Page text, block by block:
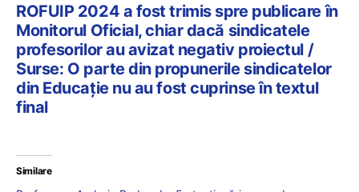
ROFUIP 2024 a fost trimis spre publicare în
Monitorul Oficial, chiar dacă sindicatele
profesorilor au avizat negativ proiectul /
Surse: O parte din propunerile sindicatelor
din Educație nu au fost cuprinse în textul
final
Similare